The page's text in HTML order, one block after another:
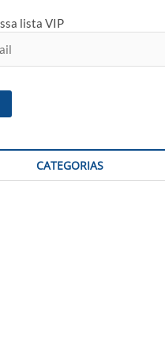
lista VIP
CATEGORIAS